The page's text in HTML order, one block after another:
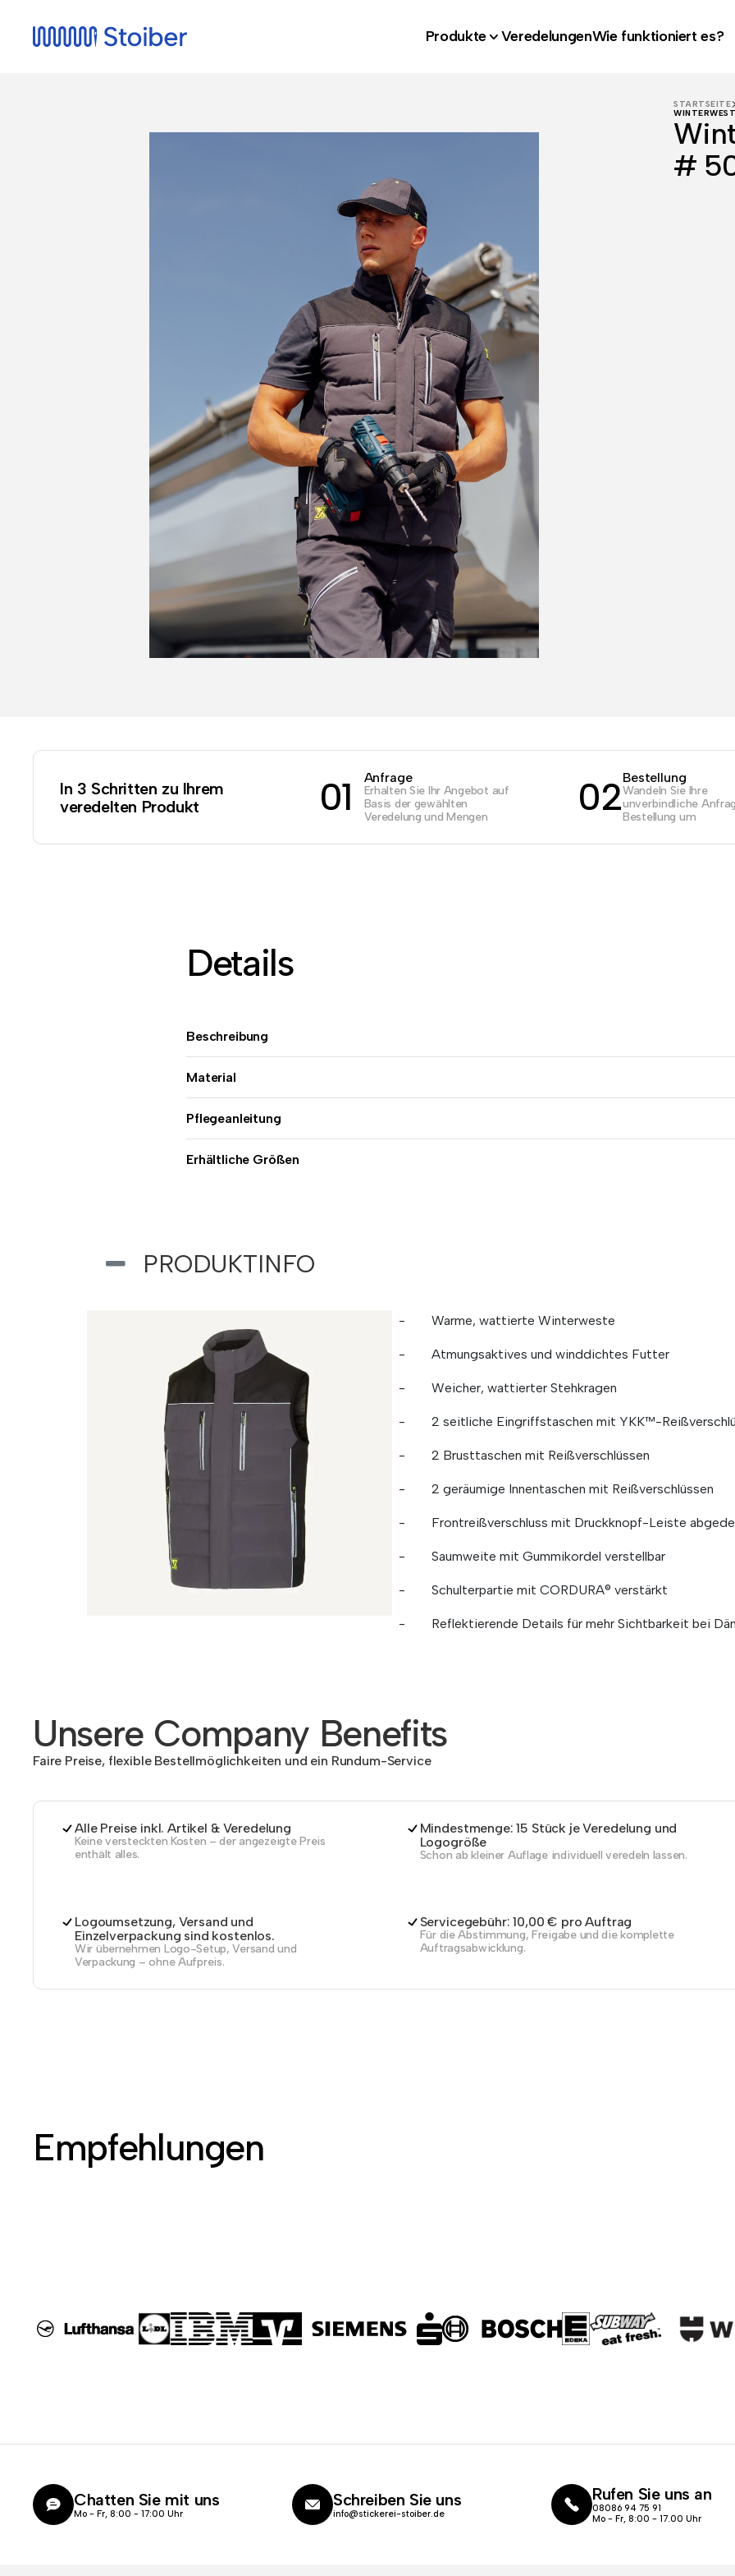
Produkte VeredelungenWie funktioniert es?
STARTSEITE
#
In 3 Schritten zu Ihrem
veredelten Produkt
01 Anfrage
Erhalten Sie Ihr Angebot auf
Basis der gewählten
Veredelung und Mengen
02Bestellung
Wandeln Sie Ihre
unverbindliche
Bestellung um
Details
Beschreibung
Material
Pflegeanleitung
Erhältliche Größen
PRODUKTINFO
- Warme, wattierte Winterweste
- Atmungsaktives und winddichtes Futter
- Weicher, wattierter Stehkragen
- 2 seitliche Eingriffstaschen mit YKK™-
- 2 Brusttaschen mit Reißverschlüssen
- 2 geräumige Innentaschen mit Reißverschlüssen
- Frontreißverschluss mit Druckknopf-Leiste
- Saumweite mit Gummikordel verstellbar
- Schulterpartie mit CORDURA® verstärkt
- Reflektierende Details für mehr Sichtbarkeit bei
Unsere Company Benefits
Faire Preise, flexible Bestellmöglichkeiten und ein Rundum-Service
Alle Preise inkl. Artikel & Veredelung
Keine versteckten Kosten – der angezeigte Preis
enthält alles.
Mindestmenge: 15 Stück je Veredelung und
Logogröße
Schon ab kleiner Auflage individuell veredeln lassen.
Logoumsetzung, Versand und
Einzelverpackung sind kostenlos.
Wir übernehmen Logo-Setup, Versand und
Verpackung – ohne Aufpreis.
Servicegebühr: 10,00 € pro Auftrag
Für die Abstimmung, Freigabe und die komplette
Auftragsabwicklung.
Empfehlungen
Chatten Sie mit uns
Mo - Fr, 8:00 - 17:00 Uhr
Schreiben Sie uns
info@stickerei-stoiber.de
Rufen Sie uns an
08086 94 75 91
Mo - Fr, 8:00 - 17.00 Uhr